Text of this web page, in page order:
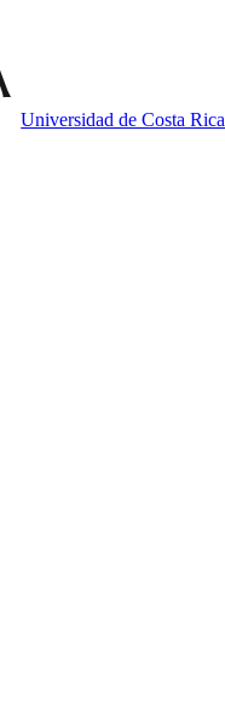
Universidad de Costa Rica